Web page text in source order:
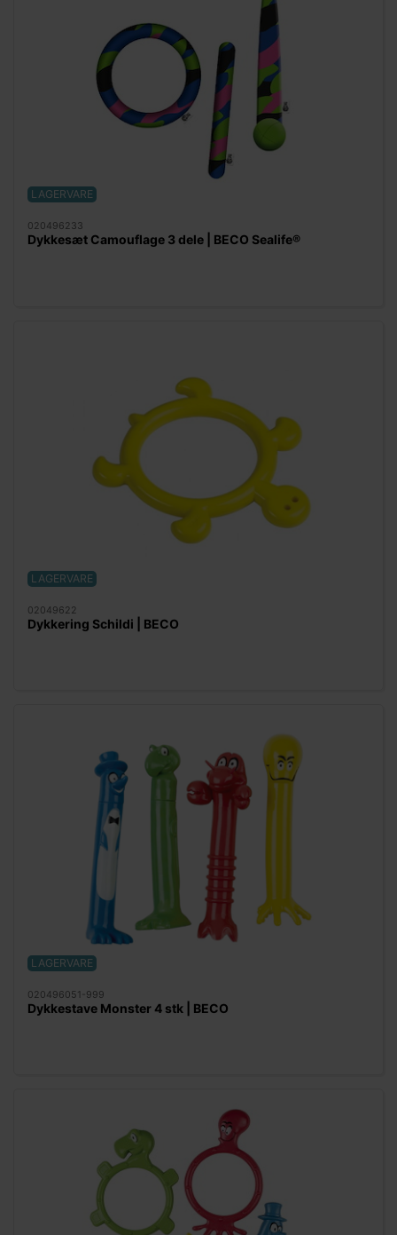
LAGERVARE
020496233
Dykkesæt Camouflage 3 dele | BECO Sealife®
LAGERVARE
02049622
Dykkering Schildi | BECO
LAGERVARE
020496051-999
Dykkestave Monster 4 stk | BECO